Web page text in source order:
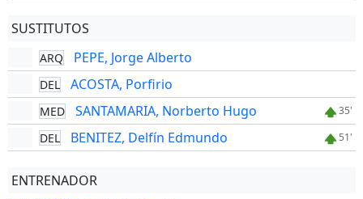
SUSTITUTOS
ARQ PEPE, Jorge Alberto
DEL ACOSTA, Porfirio
MED SANTAMARIA, Norberto Hugo 35'
DEL BENITEZ, Delfín Edmundo 51'
ENTRENADOR